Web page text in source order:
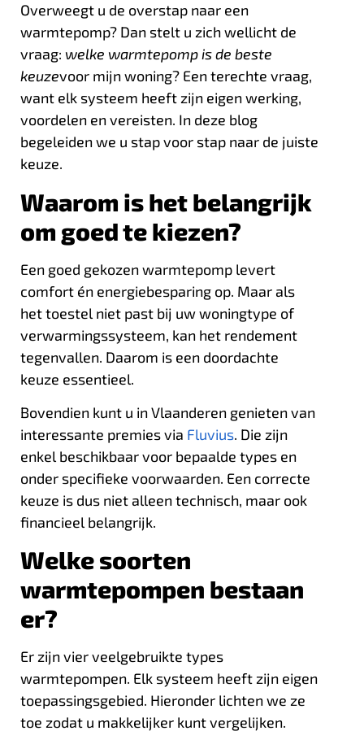
Overweegt u de overstap naar een
warmtepomp? Dan stelt u zich wellicht de
vraag: welke warmtepomp is de beste
keuzevoor mijn woning? Een terechte vraag,
want elk systeem heeft zijn eigen werking,
voordelen en vereisten. In deze blog
begeleiden we u stap voor stap naar de juiste
keuze.
Waarom is het belangrijk
om goed te kiezen?
Een goed gekozen warmtepomp levert
comfort én energiebesparing op. Maar als
het toestel niet past bij uw woningtype of
verwarmingssysteem, kan het rendement
tegenvallen. Daarom is een doordachte
keuze essentieel.
Bovendien kunt u in Vlaanderen genieten van
interessante premies via Fluvius. Die zijn
enkel beschikbaar voor bepaalde types en
onder specifieke voorwaarden. Een correcte
keuze is dus niet alleen technisch, maar ook
financieel belangrijk.
Welke soorten
warmtepompen bestaan
er?
Er zijn vier veelgebruikte types
warmtepompen. Elk systeem heeft zijn eigen
toepassingsgebied. Hieronder lichten we ze
toe zodat u makkelijker kunt vergelijken.